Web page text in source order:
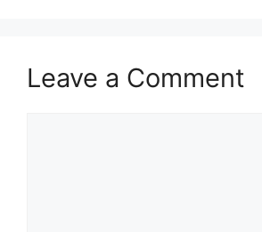
Leave a Comment